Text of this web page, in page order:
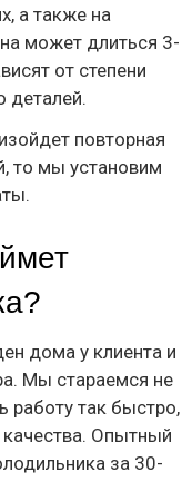
а также на
может длиться 3-
от степени
деталей.
повторная
то мы установим
дома у клиента и
Мы стараемся не
работу так быстро,
Опытный
за 30-